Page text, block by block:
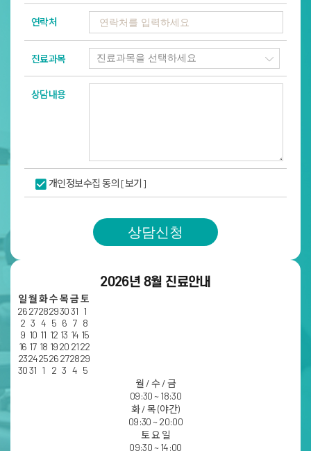
2026년 8월 진료안내
일월 화수목금토
262728293031 1
2 3 4 5 6 7 8
9 10 11 12 13 14 15
16 17 18 1920 2122
23242526272829
3031 1 2 3 4 5
월 / 수 / 금
09:30 ~ 18:30
화 / 목 (야간)
09:30 ~ 20:00
토 요 일
09:30 ~ 14:00
연락처
진료과목
상담내용
개인정보수집 동의 [보기]
상담신청